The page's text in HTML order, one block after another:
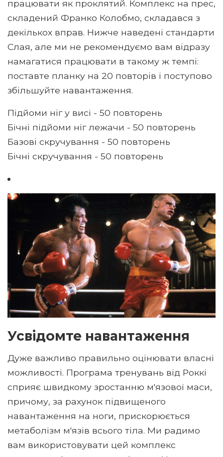
працювати як проклятий. Комплекс на прес,
складений Франко Колобмо, складався з
декількох вправ. Нижче наведені стандарти
Слая, але ми не рекомендуємо вам відразу
намагатися працювати в такому ж темпі:
поставте планку на 20 повторів і поступово
збільшуйте навантаження.
Підйоми ніг у висі - 50 повторень
Бічні підйоми ніг лежачи - 50 повторень
Базові скручування - 50 повторень
Бічні скручування - 50 повторень
Усвідомте навантаження
Дуже важливо правильно оцінювати власні
можливості. Програма тренувань від Роккі
сприяє швидкому зростанню м'язової маси,
причому, за рахунок підвищеного
навантаження на ноги, прискорюється
метаболізм м'язів всього тіла. Ми радимо
вам використовувати цей комплекс